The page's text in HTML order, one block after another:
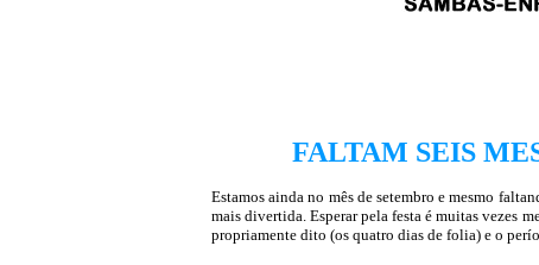
FALTAM SEIS
Estamos ainda no mês de setembro e mesmo
mais divertida. Esperar pela festa é muitas vezes
propriamente dito (os quatro dias de folia) e o